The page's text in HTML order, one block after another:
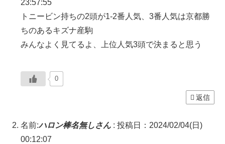
23:57:55
トニービン持ちの2頭が1-2番人気、3番人気は京都勝
ちのあるキズナ産駒
みんなよく見てるよ、上位人気3頭で決まると思う
0
返信
名前:ハロン棒名無しさん : 投稿日：2024/02/04(日)
00:12:07